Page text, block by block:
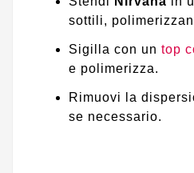
sottili,
Sigilla con un top
e polimerizza.
Rimuovi la
se necessario.